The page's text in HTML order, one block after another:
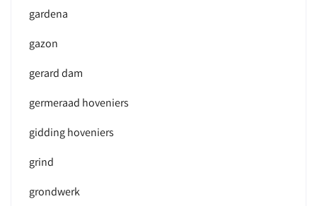
gardena
gazon
gerard dam
germeraad hoveniers
gidding hoveniers
grind
grondwerk